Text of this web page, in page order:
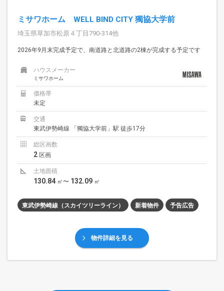
ミサワホーム WELL BIND CITY 獨協大学前
埼玉県草加市松原４丁目790-314他
2026年9月末完成予定で、南道路と北道路の2棟が完成する予定です
ハウスメーカー
ミサワホーム
価格帯
未定
交通
東武伊勢崎線 「獨協大学前」駅 徒歩17分
総区画数
2 区画
土地面積
130.84 ㎡〜 132.09 ㎡
東武伊勢崎線（スカイツリーライン） 新着物件 予告広告
物件詳細を見る